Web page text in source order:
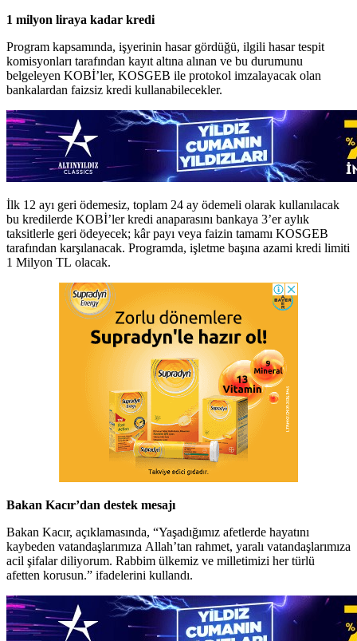
1 milyon liraya kadar kredi
Program kapsamında, işyerinin hasar gördüğü, ilgili hasar tespit
komisyonları tarafından kayıt altına alınan ve bu durumunu
belgeleyen KOBİ’ler, KOSGEB ile protokol imzalayacak olan
bankalardan faizsiz kredi kullanabilecekler.
İlk 12 ayı geri ödemesiz, toplam 24 ay ödemeli olarak kullanılacak
bu kredilerde KOBİ’ler kredi anaparasını bankaya 3’er aylık
taksitlerle geri ödeyecek; kâr payı veya faizin tamamı KOSGEB
tarafından karşılanacak. Programda, işletme başına azami kredi limiti
1 Milyon TL olacak.
Bakan Kacır’dan destek mesajı
Bakan Kacır, açıklamasında, “Yaşadığımız afetlerde hayatını
kaybeden vatandaşlarımıza Allah’tan rahmet, yaralı vatandaşlarımıza
acil şifalar diliyorum. Rabbim ülkemiz ve milletimizi her türlü
afetten korusun.” ifadelerini kullandı.